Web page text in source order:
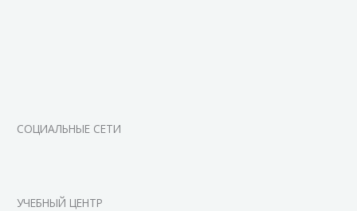
СОЦИАЛЬНЫЕ СЕТИ
УЧЕБНЫЙ ЦЕНТР